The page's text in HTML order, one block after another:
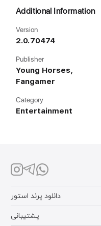
Additional Information
Version
2.0.70474
Publisher
Young Horses,
Fangamer
Category
Entertainment
پشتیبانی
دانلود پرند استور